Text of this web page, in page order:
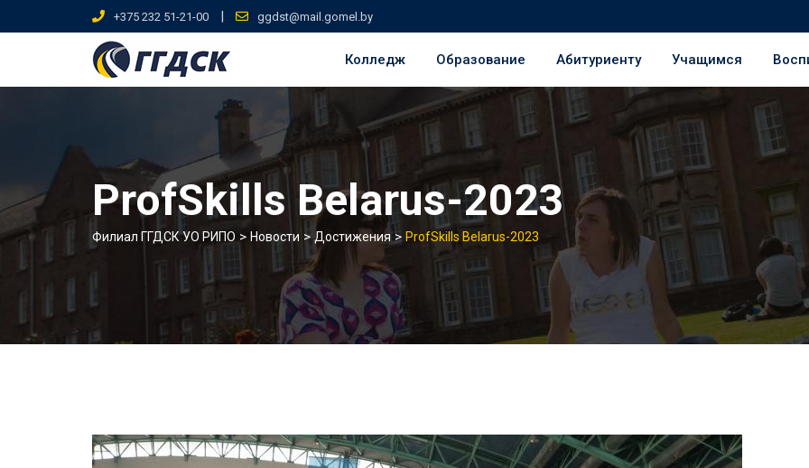
+375 232 51-21-00 | ggdst@mail.gomel.by
Колледж Образование Абитуриенту Учащимся
ProfSkills Belarus-2023
Филиал ГГДСК УО РИПО > Новости > Достижения > ProfSkills Belarus-2023